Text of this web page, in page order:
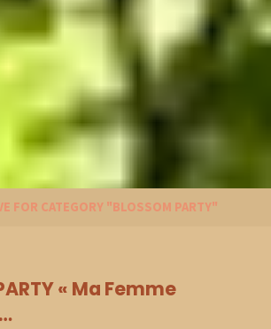
FOR CATEGORY "BLOSSOM PARTY"
« Ma Femme